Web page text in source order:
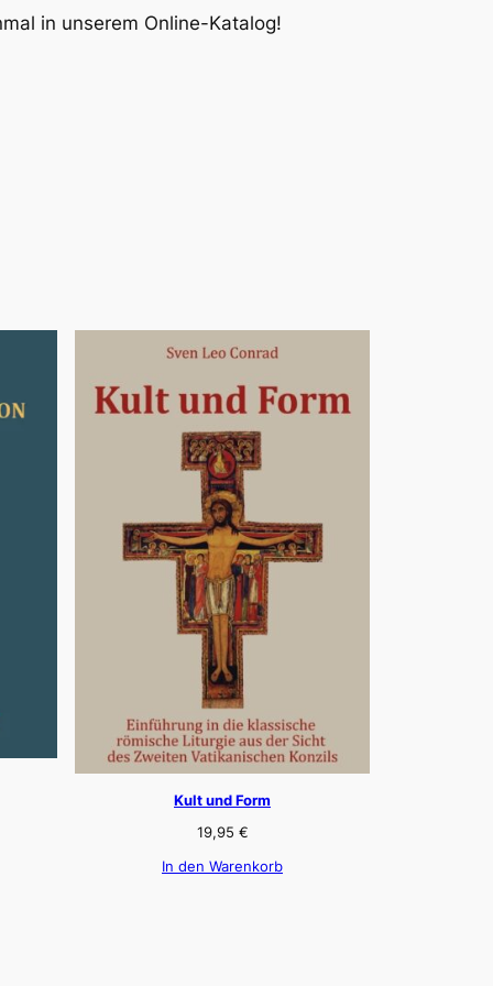
in unserem Online-Katalog!
Kult und Form
19,95 €
In den Warenkorb